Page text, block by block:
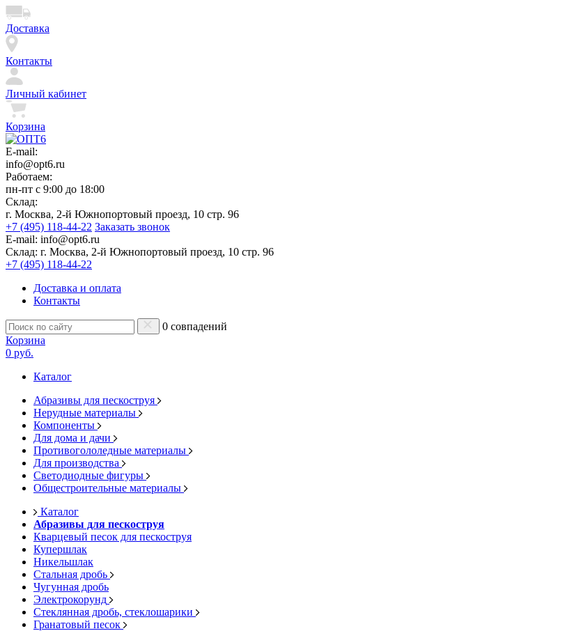
Доставка
Контакты
Личный кабинет
Корзина
E-mail:
info@opt6.ru
Работаем:
пн-пт с 9:00 до 18:00
Склад:
г. Москва, 2-й Южнопортовый проезд, 10 стр. 96
+7 (495) 118-44-22 Заказать звонок
E-mail: info@opt6.ru
Склад: г. Москва, 2-й Южнопортовый проезд, 10 стр. 96
+7 (495) 118-44-22
Доставка и оплата
Контакты
0 совпадений
Корзина
0 руб.
Каталог
Абразивы для пескоструя
Нерудные материалы
Компоненты
Для дома и дачи
Противогололедные материалы
Для производства
Светодиодные фигуры
Общестроительные материалы
Каталог
Абразивы для пескоструя
Кварцевый песок для пескоструя
Купершлак
Никельшлак
Стальная дробь
Чугунная дробь
Электрокорунд
Стеклянная дробь, стеклошарики
Гранатовый песок